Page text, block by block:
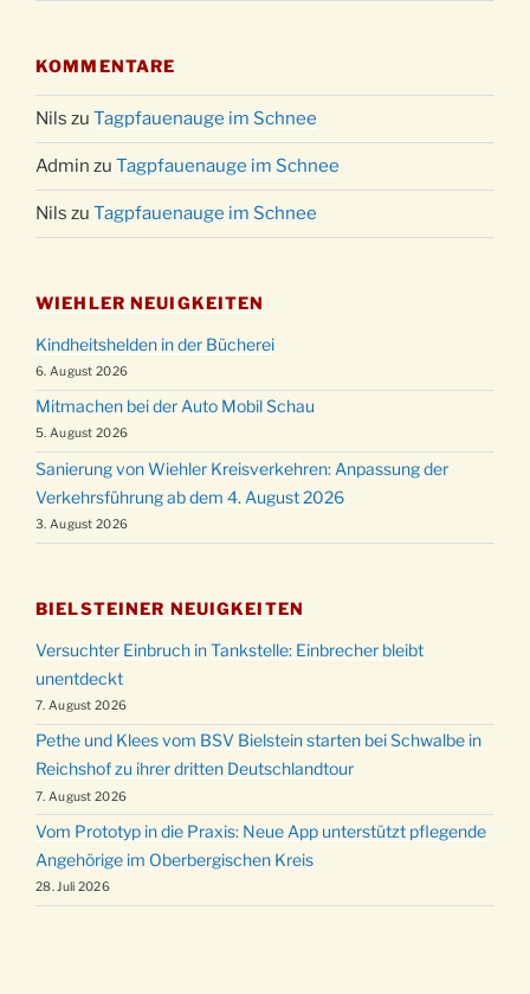
KOMMENTARE
Nils zu Tagpfauenauge im Schnee
Admin zu Tagpfauenauge im Schnee
Nils zu Tagpfauenauge im Schnee
WIEHLER NEUIGKEITEN
Kindheitshelden in der Bücherei
6. August 2026
Mitmachen bei der Auto Mobil Schau
5. August 2026
Sanierung von Wiehler Kreisverkehren: Anpassung der
Verkehrsführung ab dem 4. August 2026
3. August 2026
BIELSTEINER NEUIGKEITEN
Versuchter Einbruch in Tankstelle: Einbrecher bleibt
unentdeckt
7. August 2026
Pethe und Klees vom BSV Bielstein starten bei Schwalbe in
Reichshof zu ihrer dritten Deutschlandtour
7. August 2026
Vom Prototyp in die Praxis: Neue App unterstützt pflegende
Angehörige im Oberbergischen Kreis
28. Juli 2026